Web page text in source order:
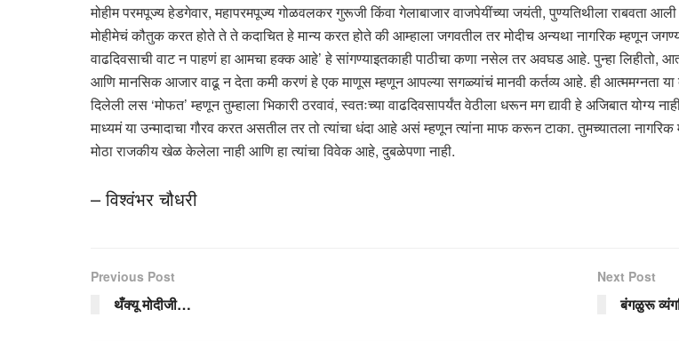
मोहीम परमपूज्य हेडगेवार, महापरमपूज्य गोळवलकर गुरूजी किंवा गेलाबाजार वाजपेयींच्या जयंती, पुण्यतिथीला
मोहीमेचं कौतुक करत होते ते ते कदाचित हे मान्य करत होते की आम्हाला जगवतील तर मोदीच अन्यथा नागरिक म्हणून
वाढदिवसाची वाट न पाहणं हा आमचा हक्क आहे’ हे सांगण्याइतकाही पाठीचा कणा नसेल तर अवघड आहे. पुन्हा
आणि मानसिक आजार वाढू न देता कमी करणं हे एक माणूस म्हणून आपल्या सगळ्यांचं मानवी कर्तव्य आहे. ही आत्ममग्नता या
दिलेली लस ‘मोफत’ म्हणून तुम्हाला भिकारी ठरवावं, स्वतःच्या वाढदिवसापर्यंत वेठीला धरून मग द्यावी हे अजिबात
माध्यमं या उन्मादाचा गौरव करत असतील तर तो त्यांचा धंदा आहे असं म्हणून त्यांना माफ करून टाका. तुमच्यातला नागरिक
मोठा राजकीय खेळ केलेला नाही आणि हा त्यांचा विवेक आहे, दुबळेपणा नाही.
– विश्वंभर चौधरी
Previous Post
थँक्यू मोदीजी…
Next Post
बंगळुरू